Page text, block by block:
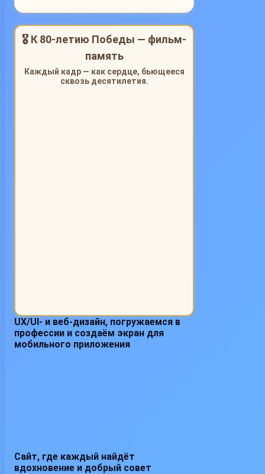
🎖 К 80-летию Победы — фильм-
память
Каждый кадр — как сердце, бьющееся
сквозь десятилетия.
UX/UI- и веб-дизайн, погружаемся в
профессии и создаём экран для
мобильного приложения
Сайт, где каждый найдёт
вдохновение и добрый совет